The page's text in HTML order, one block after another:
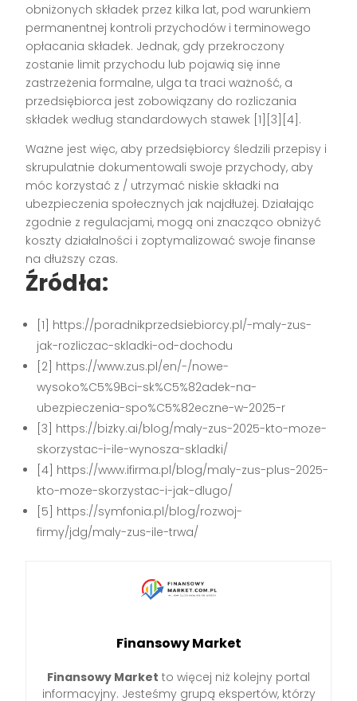
obniżonych składek przez kilka lat, pod warunkiem
permanentnej kontroli przychodów i terminowego
opłacania składek. Jednak, gdy przekroczony
zostanie limit przychodu lub pojawią się inne
zastrzeżenia formalne, ulga ta traci ważność, a
przedsiębiorca jest zobowiązany do rozliczania
składek według standardowych stawek [1][3][4].
Ważne jest więc, aby przedsiębiorcy śledzili przepisy i
skrupulatnie dokumentowali swoje przychody, aby
móc korzystać z / utrzymać niskie składki na
ubezpieczenia społecznych jak najdłużej. Działając
zgodnie z regulacjami, mogą oni znacząco obniżyć
koszty działalności i zoptymalizować swoje finanse
na dłuższy czas.
Źródła:
[1] https://poradnikprzedsiebiorcy.pl/-maly-zus-
jak-rozliczac-skladki-od-dochodu
[2] https://www.zus.pl/en/-/nowe-
wysoko%C5%9Bci-sk%C5%82adek-na-
ubezpieczenia-spo%C5%82eczne-w-2025-r
[3] https://bizky.ai/blog/maly-zus-2025-kto-moze-
skorzystac-i-ile-wynosza-skladki/
[4] https://www.ifirma.pl/blog/maly-zus-plus-2025-
kto-moze-skorzystac-i-jak-dlugo/
[5] https://symfonia.pl/blog/rozwoj-
firmy/jdg/maly-zus-ile-trwa/
Finansowy Market
Finansowy Market to więcej niż kolejny portal
informacyjny. Jesteśmy grupą ekspertów, którzy